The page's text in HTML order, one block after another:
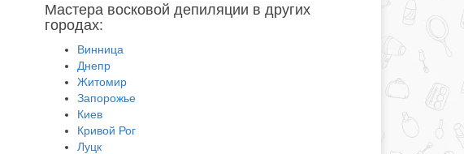
Мастера восковой депиляции в других
городах:
Винница
Днепр
Житомир
Запорожье
Киев
Кривой Рог
Луцк